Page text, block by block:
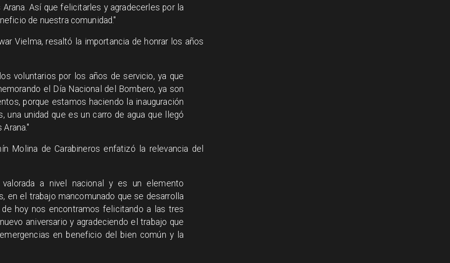
Así que felicitarles y agradecerles por la
de nuestra comunidad."
Vielma, resaltó la importancia de honrar los años
voluntarios por los años de servicio, ya que
el Día Nacional del Bombero, ya son
porque estamos haciendo la inauguración
una unidad que es un carro de agua que llegó
Molina de Carabineros enfatizó la relevancia del
a nivel nacional y es un elemento
en el trabajo mancomunado que se desarrolla
hoy nos encontramos felicitando a las tres
aniversario y agradeciendo el trabajo que
en beneficio del bien común y la